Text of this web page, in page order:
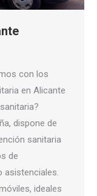
con los
en Alicante
dispone de
sanitaria
de
ideales